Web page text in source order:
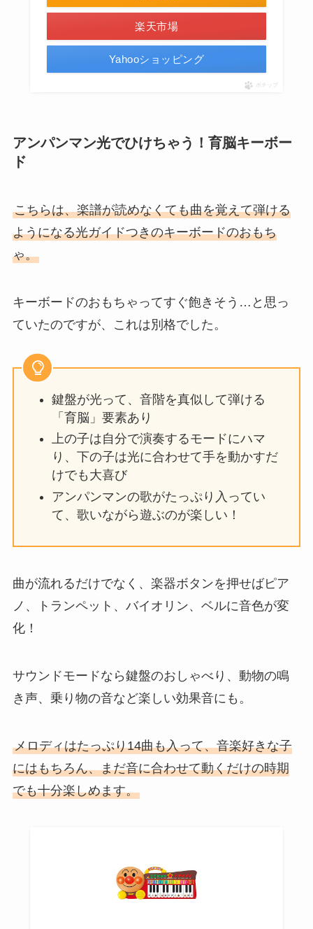
楽天市場
Yahooショッピング
ポチップ
アンパンマン光でひけちゃう！育脳キーボー
ド
こちらは、楽譜が読めなくても曲を覚えて弾ける
ようになる光ガイドつきのキーボードのおもち
ゃ。
キーボードのおもちゃってすぐ飽きそう…と思っ
ていたのですが、これは別格でした。
鍵盤が光って、音階を真似して弾ける
「育脳」要素あり
上の子は自分で演奏するモードにハマ
り、下の子は光に合わせて手を動かすだ
けでも大喜び
アンパンマンの歌がたっぷり入ってい
て、歌いながら遊ぶのが楽しい！
曲が流れるだけでなく、楽器ボタンを押せばピア
ノ、トランペット、バイオリン、ベルに音色が変
化！
サウンドモードなら鍵盤のおしゃべり、動物の鳴
き声、乗り物の音など楽しい効果音にも。
メロディはたっぷり14曲も入って、音楽好きな子
にはもちろん、まだ音に合わせて動くだけの時期
でも十分楽しめます。